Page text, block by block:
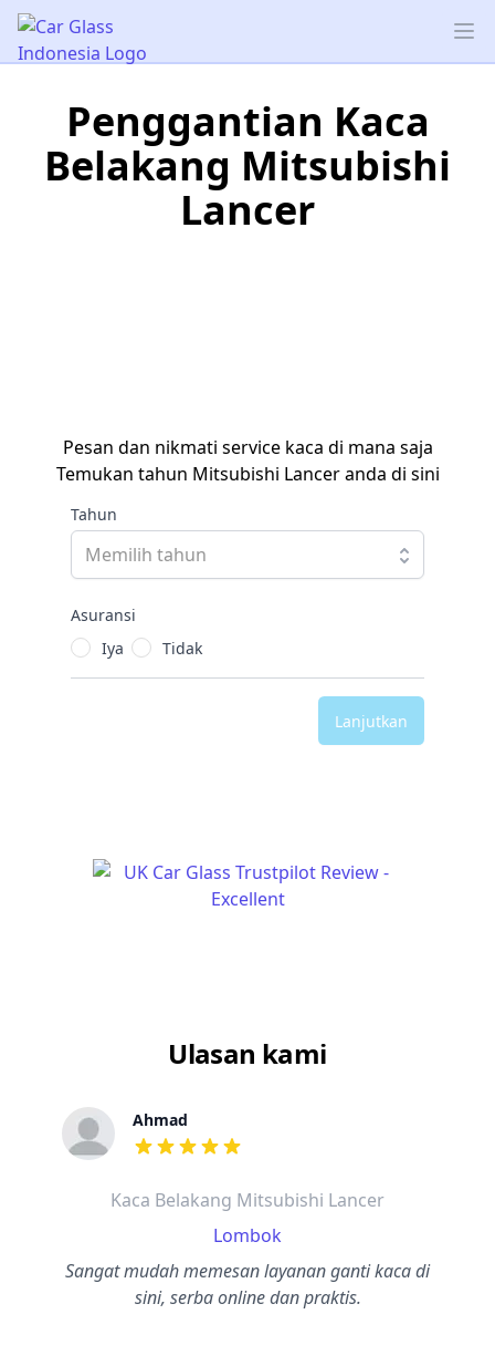
Car Glass Indonesia
Penggantian Kaca
Belakang Mitsubishi
Lancer
Pesan dan nikmati service kaca di mana saja
Temukan tahun Mitsubishi Lancer anda di sini
Tahun
Asuransi
Iya
Tidak
Lanjutkan
Ulasan kami
Ahmad
dari ulasan adalah bintang lima
Kaca Belakang Mitsubishi Lancer
Lombok
Sangat mudah memesan layanan ganti kaca di
sini, serba online dan praktis.